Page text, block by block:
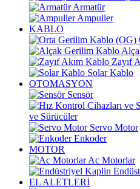
Armatür
Ampuller
KABLO
Zayıf
Solar Kablo
OTOMASYON
Sensör
ve Sürücüler
Servo Motor
Enkoder
MOTOR
Ac Motorlar
EL ALETLERİ